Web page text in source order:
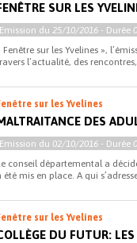
SUR LES
Emission du25/10/2016 - Durée
Fenêtre sur les Yvelines »,
l’actualité, des
sur les Yvelines
DES
Emission du 02/10/2016 - Durée
conseil départemental a
été mis en place. A qui
sur les Yvelines
DU FUTUR: